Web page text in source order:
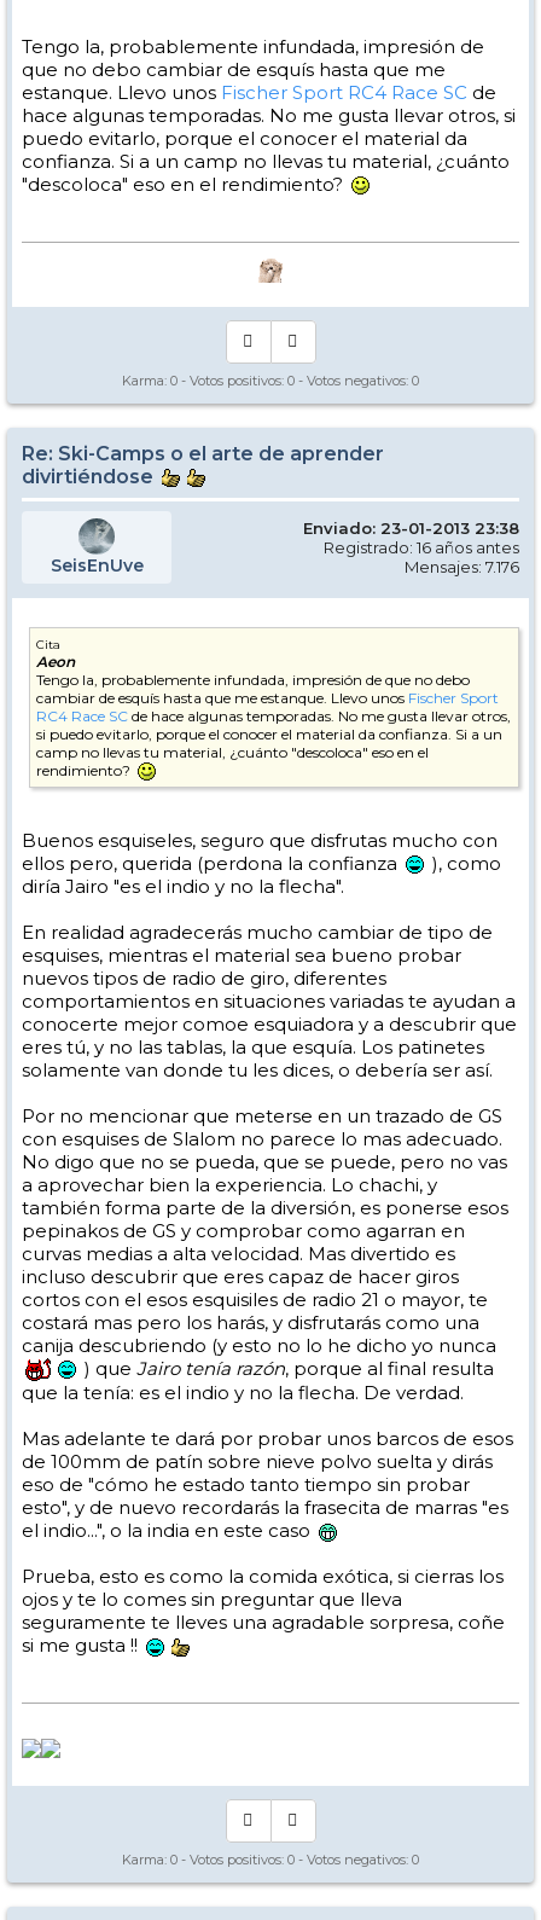
Tengo la, probablemente infundada, impresión de
que no debo cambiar de esquís hasta que me
estanque. Llevo unos Fischer Sport RC4 Race SC de
hace algunas temporadas. No me gusta llevar otros, si
puedo evitarlo, porque el conocer el material da
confianza. Si a un camp no llevas tu material, ¿cuánto
"descoloca" eso en el rendimiento?
Karma: 0 - Votos positivos: 0 - Votos negativos: 0
Re: Ski-Camps o el arte de aprender
divirtiéndose
SeisEnUve
Enviado: 23-01-2013 23:38
Registrado: 16 años antes
Mensajes: 7.176
Cita
Aeon
Tengo la, probablemente infundada, impresión de que no debo
cambiar de esquís hasta que me estanque. Llevo unos Fischer Sport
RC4 Race SC de hace algunas temporadas. No me gusta llevar otros,
si puedo evitarlo, porque el conocer el material da confianza. Si a un
camp no llevas tu material, ¿cuánto "descoloca" eso en el
rendimiento?
Buenos esquiseles, seguro que disfrutas mucho con
ellos pero, querida (perdona la confianza
), como
diría Jairo "es el indio y no la flecha".
En realidad agradecerás mucho cambiar de tipo de
esquises, mientras el material sea bueno probar
nuevos tipos de radio de giro, diferentes
comportamientos en situaciones variadas te ayudan a
conocerte mejor comoe esquiadora y a descubrir que
eres tú, y no las tablas, la que esquía. Los patinetes
solamente van donde tu les dices, o debería ser así.
Por no mencionar que meterse en un trazado de GS
con esquises de Slalom no parece lo mas adecuado.
No digo que no se pueda, que se puede, pero no vas
a aprovechar bien la experiencia. Lo chachi, y
también forma parte de la diversión, es ponerse esos
pepinakos de GS y comprobar como agarran en
curvas medias a alta velocidad. Mas divertido es
incluso descubrir que eres capaz de hacer giros
cortos con el esos esquisiles de radio 21 o mayor, te
costará mas pero los harás, y disfrutarás como una
canija descubriendo (y esto no lo he dicho yo nunca
) que Jairo tenía razón, porque al final resulta
que la tenía: es el indio y no la flecha. De verdad.
Mas adelante te dará por probar unos barcos de esos
de 100mm de patín sobre nieve polvo suelta y dirás
eso de "cómo he estado tanto tiempo sin probar
esto", y de nuevo recordarás la frasecita de marras "es
el indio...", o la india en este caso
Prueba, esto es como la comida exótica, si cierras los
ojos y te lo comes sin preguntar que lleva
seguramente te lleves una agradable sorpresa, coñe
si me gusta !!
Karma: 0 - Votos positivos: 0 - Votos negativos: 0